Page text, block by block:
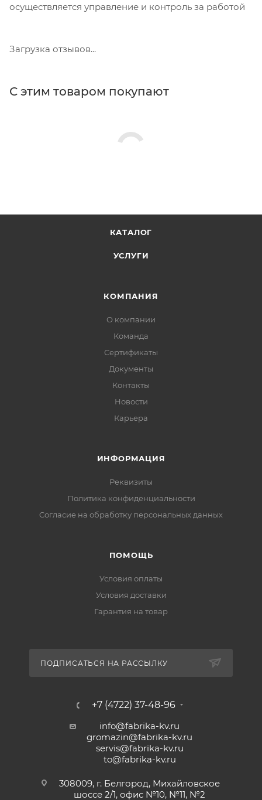
осуществляется управление и контроль за работой
Загрузка отзывов...
С этим товаром покупают
КАТАЛОГ
УСЛУГИ
КОМПАНИЯ
О компании
Команда
Сертификаты
Документы
Контакты
Новости
Карьера
ИНФОРМАЦИЯ
Реквизиты
Политика конфиденциальности
Cогласие на обработку персональных данных
ПОМОЩЬ
Условия оплаты
Условия доставки
Гарантия на товар
ПОДПИСАТЬСЯ НА РАССЫЛКУ
+7 (4722) 37-48-96
info@fabrika-kv.ru
gromazin@fabrika-kv.ru
servis@fabrika-kv.ru
to@fabrika-kv.ru
308009, г. Белгород, Михайловское
шоссе 2/1, офис №10, №11, №2